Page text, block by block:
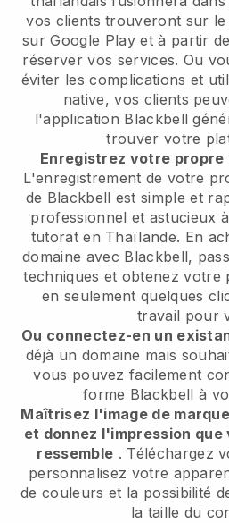
vos clients trouveront sur
sur Google Play et à partir
réserver vos services. Ou
éviter les complications et
native, vos clients
l'application Blackbell
trouver votre
Enregistrez votre propre
L'enregistrement de votre
de Blackbell est simple et
professionnel et astucieux
tutorat en Thaïlande. En
domaine avec Blackbell,
techniques et obtenez votre
en seulement quelques
travail pour
Ou connectez-en un
déjà un domaine mais
vous pouvez facilement
forme Blackbell à
Maîtrisez l'image de
et donnez l'impression
ressemble . Téléchargez
personnalisez votre
de couleurs et la possibilité
la taille du